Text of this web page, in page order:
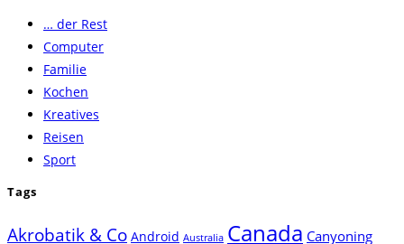
… der Rest
Computer
Familie
Kochen
Kreatives
Reisen
Sport
Tags
Akrobatik & Co Android Australia Canada Canyoning